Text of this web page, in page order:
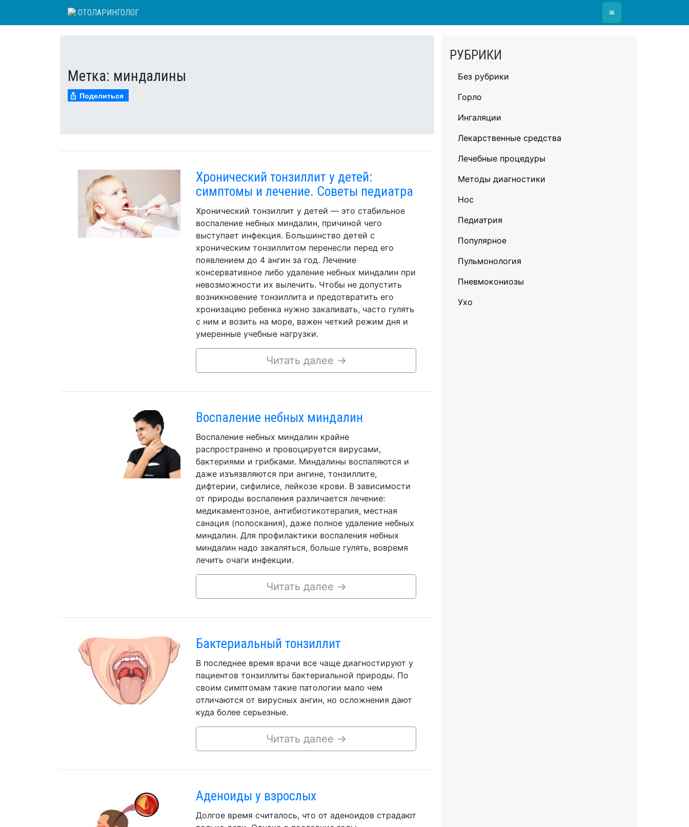
ОТОЛАРИНГОЛОГ ≡
Метка: миндалины
Поделиться
Хронический тонзиллит у детей:
симптомы и лечение. Советы педиатра
Хронический тонзиллит у детей — это стабильное
воспаление небных миндалин, причиной чего
выступает инфекция. Большинство детей с
хроническим тонзиллитом перенесли перед его
появлением до 4 ангин за год. Лечение
консервативное либо удаление небных миндалин при
невозможности их вылечить. Чтобы не допустить
возникновение тонзиллита и предотвратить его
хронизацию ребенка нужно закаливать, часто гулять
с ним и возить на море, важен четкий режим дня и
умеренные учебные нагрузки.
Читать далее →
Воспаление небных миндалин
Воспаление небных миндалин крайне
распространено и провоцируется вирусами,
бактериями и грибками. Миндалины воспаляются и
даже изъязвляются при ангине, тонзиллите,
дифтерии, сифилисе, лейкозе крови. В зависимости
от природы воспаления различается лечение:
медикаментозное, антибиотикотерапия, местная
санация (полоскания), даже полное удаление небных
миндалин. Для профилактики воспаления небных
миндалин надо закаляться, больше гулять, вовремя
лечить очаги инфекции.
Читать далее →
Бактериальный тонзиллит
В последнее время врачи все чаще диагностируют у
пациентов тонзиллиты бактериальной природы. По
своим симптомам такие патологии мало чем
отличаются от вирусных ангин, но осложнения дают
куда более серьезные.
Читать далее →
Аденоиды у взрослых
Долгое время считалось, что от аденоидов страдают
РУБРИКИ
Без рубрики
Горло
Ингаляции
Лекарственные средства
Лечебные процедуры
Методы диагностики
Нос
Педиатрия
Популярное
Пульмонология
Пневмокониозы
Ухо